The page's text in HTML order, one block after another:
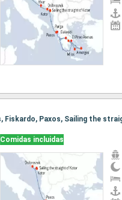
Comidas incluidas